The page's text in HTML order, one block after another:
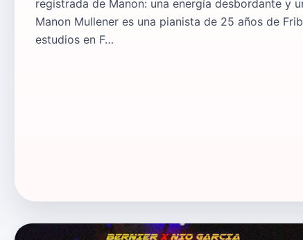
registrada de Manon: una energía desbordante y
Manon Mullener es una pianista de 25 años de
estudios en F…